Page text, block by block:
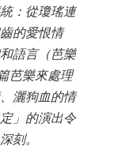
：從瓊瑤連
的愛恨情
語言（芭樂
芭樂來處理
灑狗血的情
」的演出令
刻。